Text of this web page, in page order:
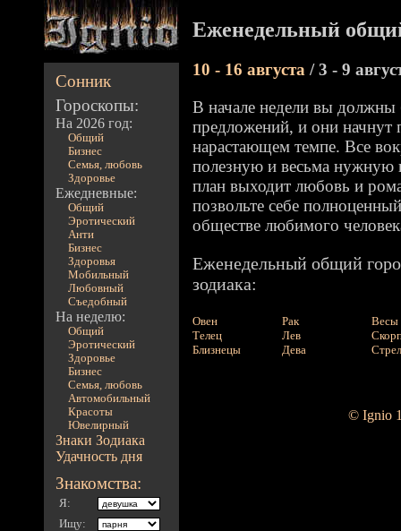
Сонник
Гороскопы:
На 2026 год:
Общий
Бизнес
Семья, любовь
Здоровье
Ежедневные:
Общий
Эротический
Анти
Бизнес
Здоровья
Мобильный
Любовный
Съедобный
На неделю:
Общий
Эротический
Здоровье
Бизнес
Семья, любовь
Автомобильный
Красоты
Ювелирный
Знаки Зодиака
Удачность дня
Знакомства:
Я:
Ищу:
Еженедельный
10 - 16 августа / 3 - 9
В начале недели вы
предложений, и они начнут
нарастающем темпе. Все
полезную и весьма
план выходит любовь и
позвольте себе
обществе любимого
Еженедельный общий
зодиака:
Овен
Телец
Близнецы
Рак
Лев
Дева
Весы
© Ignio